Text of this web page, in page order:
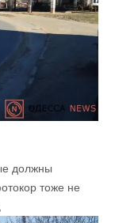
должны
тоже не